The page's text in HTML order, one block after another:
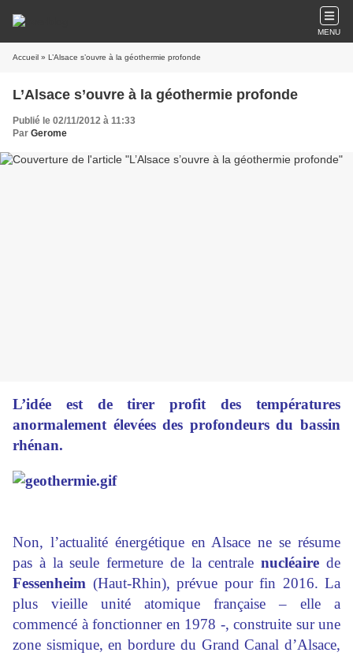
MENU
Accueil » L’Alsace s’ouvre à la géothermie profonde
L’Alsace s’ouvre à la géothermie profonde
Publié le 02/11/2012 à 11:33
Par Gerome
L’idée est de tirer profit des températures
anormalement élevées des profondeurs du bassin
rhénan.
Non, l’actualité énergétique en Alsace ne se résume
pas à la seule fermeture de la centralenucléaire de
Fessenheim (Haut-Rhin), prévue pour fin 2016. La
plus vieille unité atomique française – elle a
commencé à fonctionner en 1978 -, construite sur une
zone sismique, en bordure du Grand Canal d’Alsace,